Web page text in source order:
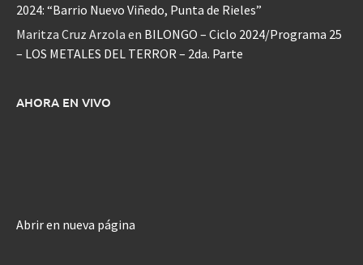
2024: “Barrio Nuevo Viñedo, Punta de Rieles”
Maritza Cruz Arzola en BILONGO – Ciclo 2024/Programa 25
– LOS METALES DEL TERROR – 2da. Parte
AHORA EN VIVO
Abrir en nueva página